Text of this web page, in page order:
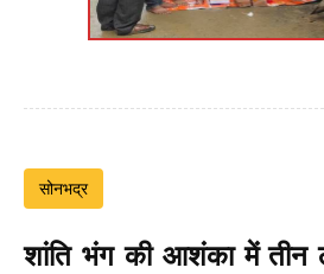
सोनभद्र
शांति भंग की आशंका में तीन